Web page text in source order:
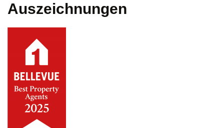
Auszeichnungen